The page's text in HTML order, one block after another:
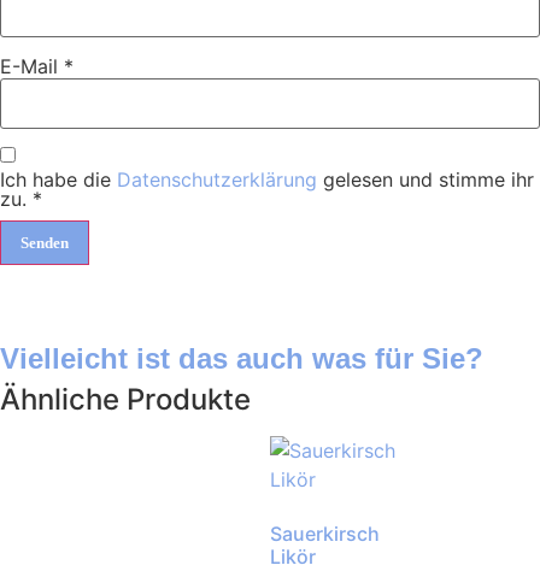
E-Mail *
Ich habe die Datenschutzerklärung gelesen und stimme ihr
zu. *
Vielleicht ist das auch was für Sie?
Ähnliche Produkte
Sauerkirsch
Likör